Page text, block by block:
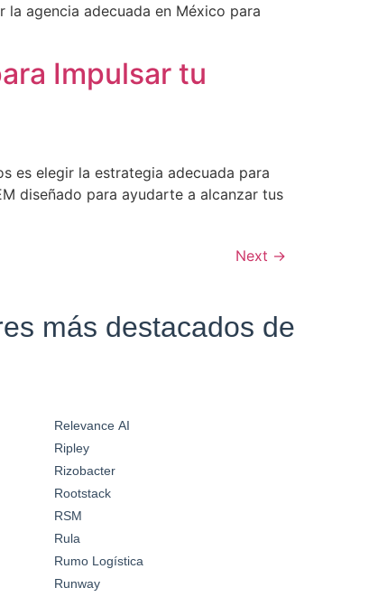
agencia adecuada en México para
Impulsar tu
es elegir la estrategia adecuada para
diseñado para ayudarte a alcanzar tus
Next →
más destacados de
Relevance AI
Ripley
Rizobacter
Rootstack
RSM
Rula
Rumo Logística
Runway